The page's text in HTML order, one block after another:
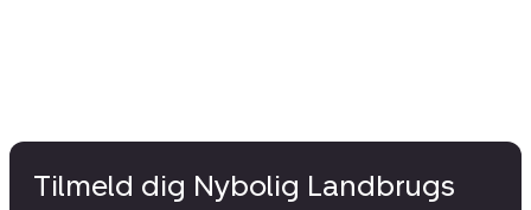
Tilmeld dig Nybolig Landbrugs